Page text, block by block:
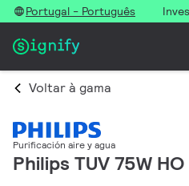
Portugal - Português
Voltar à gama
Purificación aire y agua
Philips TUV 75W